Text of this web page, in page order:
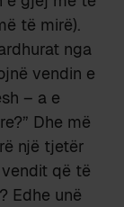
të mirë).
nga
vendin e
– a e
Dhe më
një tjetër
që të
Edhe unë